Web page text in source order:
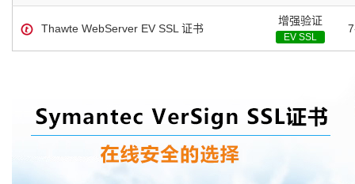
Thawte WebServer EV SSL 证书
增强验证
EV SSL